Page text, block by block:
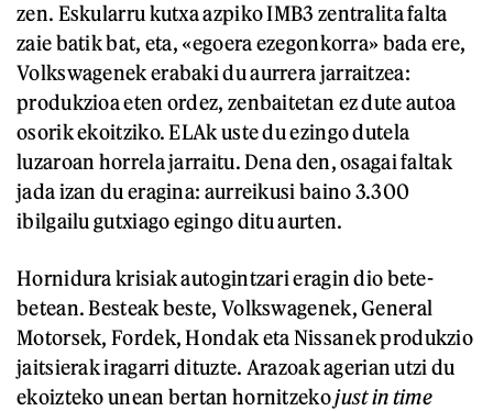
zen. Eskularru kutxa azpiko IMB3 zentralita falta
zaie batik bat, eta, «egoera ezegonkorra» bada ere,
Volkswagenek erabaki du aurrera jarraitzea:
produkzioa eten ordez, zenbaitetan ez dute autoa
osorik ekoitziko. ELAk uste du ezingo dutela
luzaroan horrela jarraitu. Dena den, osagai faltak
jada izan du eragina: aurreikusi baino 3.300
ibilgailu gutxiago egingo ditu aurten.
Hornidura krisiak autogintzari eragin dio bete-
betean. Besteak beste, Volkswagenek, General
Motorsek, Fordek, Hondak eta Nissanek produkzio
jaitsierak iragarri dituzte. Arazoak agerian utzi du
ekoizteko unean bertan hornitzekojust in time